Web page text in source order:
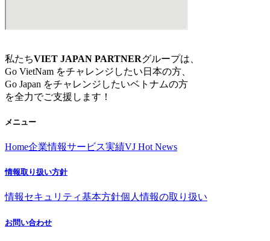
私たちVIET JAPAN PARTNERグループは、
Go VietNam をチャレンジしたい日本の方、
Go Japan をチャレンジしたいベトナムの方
を全力でご支援します！
メニュー
Home企業情報サービス実績VJ Hot News
情報取り扱い方針
情報セキュリティ基本方針個人情報の取り扱い
お問い合わせ